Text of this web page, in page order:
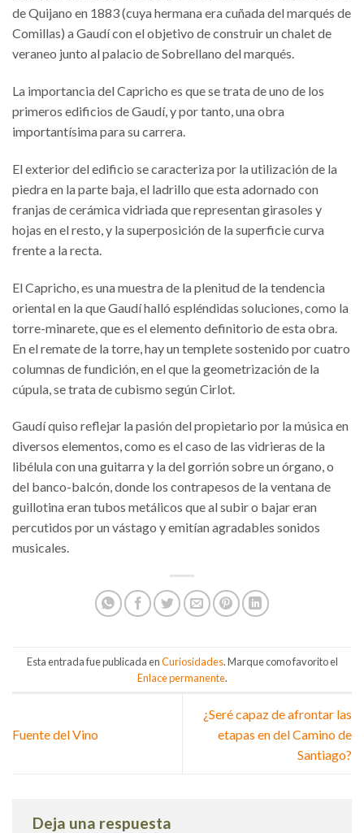
de Quijano en 1883 (cuya hermana era cuñada del marqués de
Comillas) a Gaudí con el objetivo de construir un chalet de
veraneo junto al palacio de Sobrellano del marqués.
La importancia del Capricho es que se trata de uno de los
primeros edificios de Gaudí, y por tanto, una obra
importantísima para su carrera.
El exterior del edificio se caracteriza por la utilización de la
piedra en la parte baja, el ladrillo que esta adornado con
franjas de cerámica vidriada que representan girasoles y
hojas en el resto, y la superposición de la superficie curva
frente a la recta.
El Capricho, es una muestra de la plenitud de la tendencia
oriental en la que Gaudí halló espléndidas soluciones, como la
torre-minarete, que es el elemento definitorio de esta obra.
En el remate de la torre, hay un templete sostenido por cuatro
columnas de fundición, en el que la geometrización de la
cúpula, se trata de cubismo según Cirlot.
Gaudí quiso reflejar la pasión del propietario por la música en
diversos elementos, como es el caso de las vidrieras de la
libélula con una guitarra y la del gorrión sobre un órgano, o
del banco-balcón, donde los contrapesos de la ventana de
guillotina eran tubos metálicos que al subir o bajar eran
percutidos por un vástago y emitían agradables sonidos
musicales.
Esta entrada fue publicada enCuriosidades. Marque como favorito el
Enlace permanente.
Fuente del Vino
¿Seré capaz de afrontar las
etapas en del Camino de
Santiago?
Deja una respuesta